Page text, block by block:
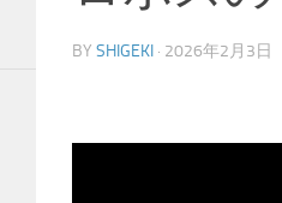
BY SHIGEKI · 2026年2月3日